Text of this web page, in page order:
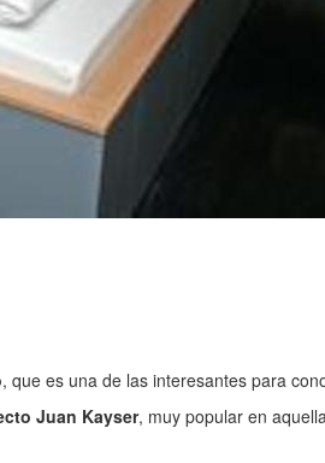
, que es una de las interesantes para
Juan Kayser, muy popular en